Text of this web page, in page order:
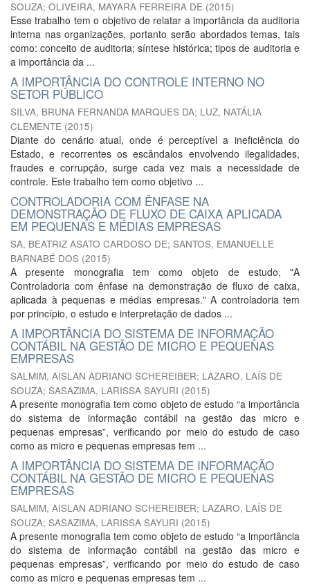
SOUZA; OLIVEIRA, MAYARA FERREIRA DE (2015)
Esse trabalho tem o objetivo de relatar a importância da auditoria
interna nas organizações, portanto serão abordados temas, tais
como: conceito de auditoria; síntese histórica; tipos de auditoria e
a importância da ...
A IMPORTÂNCIA DO CONTROLE INTERNO NO
SETOR PÚBLICO
SILVA, BRUNA FERNANDA MARQUES DA; LUZ, NATÁLIA
CLEMENTE (2015)
Diante do cenário atual, onde é perceptível a ineficiência do
Estado, e recorrentes os escândalos envolvendo ilegalidades,
fraudes e corrupção, surge cada vez mais a necessidade de
controle. Este trabalho tem como objetivo ...
CONTROLADORIA COM ÊNFASE NA
DEMONSTRAÇÃO DE FLUXO DE CAIXA APLICADA
EM PEQUENAS E MÉDIAS EMPRESAS
SA, BEATRIZ ASATO CARDOSO DE; SANTOS, EMANUELLE
BARNABÉ DOS (2015)
A presente monografia tem como objeto de estudo, "A
Controladoria com ênfase na demonstração de fluxo de caixa,
aplicada à pequenas e médias empresas." A controladoria tem
por princípio, o estudo e interpretação de dados ...
A IMPORTÂNCIA DO SISTEMA DE INFORMAÇÃO
CONTÁBIL NA GESTÃO DE MICRO E PEQUENAS
EMPRESAS
SALMIM, AISLAN ADRIANO SCHEREIBER; LAZARO, LAÍS DE
SOUZA; SASAZIMA, LARISSA SAYURI (2015)
A presente monografia tem como objeto de estudo “a importância
do sistema de informação contábil na gestão das micro e
pequenas empresas”, verificando por meio do estudo de caso
como as micro e pequenas empresas tem ...
A IMPORTÂNCIA DO SISTEMA DE INFORMAÇÃO
CONTÁBIL NA GESTÃO DE MICRO E PEQUENAS
EMPRESAS
SALMIM, AISLAN ADRIANO SCHEREIBER; LAZARO, LAÍS DE
SOUZA; SASAZIMA, LARISSA SAYURI (2015)
A presente monografia tem como objeto de estudo “a importância
do sistema de informação contábil na gestão das micro e
pequenas empresas”, verificando por meio do estudo de caso
como as micro e pequenas empresas tem ...